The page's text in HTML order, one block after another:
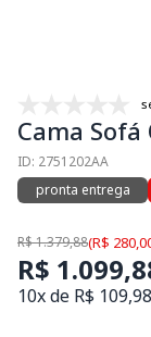
Cama Sofá
ID: 2751202AA
pronta entrega
R$ 1.379,88(R$
R$
10x de R$